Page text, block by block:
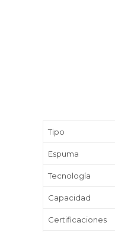
Tipo
Espuma
Tecnología
Capacidad
Certificaciones